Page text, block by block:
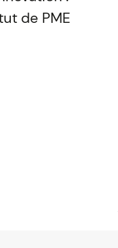
de PME